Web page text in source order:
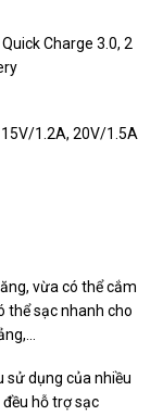
Charge 3.0, 2
1.2A, 20V/1.5A
vừa có thể cắm
thể sạc nhanh cho
sử dụng của nhiều
đều hỗ trợ sạc